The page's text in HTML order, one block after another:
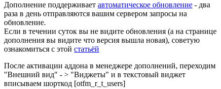
Дополнение поддерживает автоматическое обновление - два
раза в день отправляются вашим сервером запросы на
обновление.
Если в течении суток вы не видите обновления (а на странице
дополнения вы видите что версия вышла новая), советую
ознакомиться с этой статьёй
После активации аддона в менеджере дополнений, переходим
"Внешний вид" - > "Виджеты" и в текстовый виджет
вписываем шорткод [otfm_r_t_users]